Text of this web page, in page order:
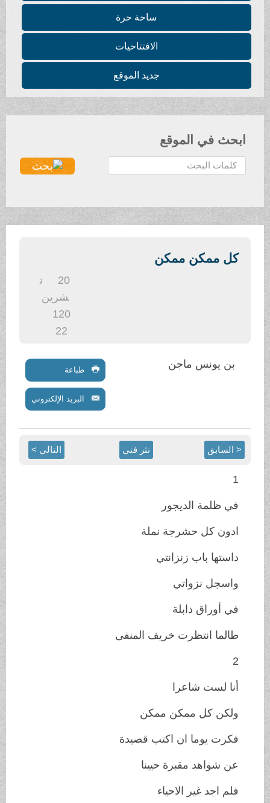
ساحة حرة
الافتتاحيات
جديد الموقع
ابحث في الموقع
ح
ث
كل ممكن ممكن
شرين
120
بن يونس ماجن طباعة
البريد الإلكتروني
< السابق نثر فني التالي >
في ظلمة الديجور
ادون كل حشرجة نملة
داستها باب زنزانتي
واسجل نزواتي
في أوراق ذابلة
طالما انتظرت خريف المنفى
أنا لست شاعرا
ولكن كل ممكن ممكن
فكرت يوما ان اكتب قصيدة
عن شواهد مقبرة حيينا
فلم اجد غير الاحياء